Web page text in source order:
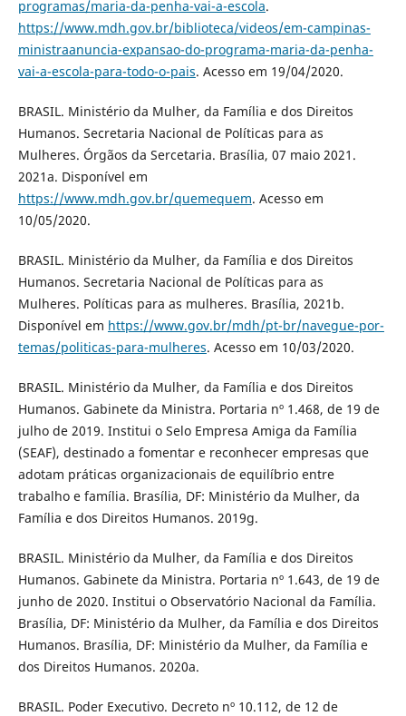
programas/maria-da-penha-vai-a-escola.
https://www.mdh.gov.br/biblioteca/videos/em-campinas-
ministraanuncia-expansao-do-programa-maria-da-penha-
vai-a-escola-para-todo-o-pais. Acesso em 19/04/2020.
BRASIL. Ministério da Mulher, da Família e dos Direitos
Humanos. Secretaria Nacional de Políticas para as
Mulheres. Órgãos da Sercetaria. Brasília, 07 maio 2021.
2021a. Disponível em
https://www.mdh.gov.br/quemequem. Acesso em
10/05/2020.
BRASIL. Ministério da Mulher, da Família e dos Direitos
Humanos. Secretaria Nacional de Políticas para as
Mulheres. Políticas para as mulheres. Brasília, 2021b.
Disponível em https://www.gov.br/mdh/pt-br/navegue-por-
temas/politicas-para-mulheres. Acesso em 10/03/2020.
BRASIL. Ministério da Mulher, da Família e dos Direitos
Humanos. Gabinete da Ministra. Portaria nº 1.468, de 19 de
julho de 2019. Institui o Selo Empresa Amiga da Família
(SEAF), destinado a fomentar e reconhecer empresas que
adotam práticas organizacionais de equilíbrio entre
trabalho e família. Brasília, DF: Ministério da Mulher, da
Família e dos Direitos Humanos. 2019g.
BRASIL. Ministério da Mulher, da Família e dos Direitos
Humanos. Gabinete da Ministra. Portaria nº 1.643, de 19 de
junho de 2020. Institui o Observatório Nacional da Família.
Brasília, DF: Ministério da Mulher, da Família e dos Direitos
Humanos. Brasília, DF: Ministério da Mulher, da Família e
dos Direitos Humanos. 2020a.
BRASIL. Poder Executivo. Decreto nº 10.112, de 12 de